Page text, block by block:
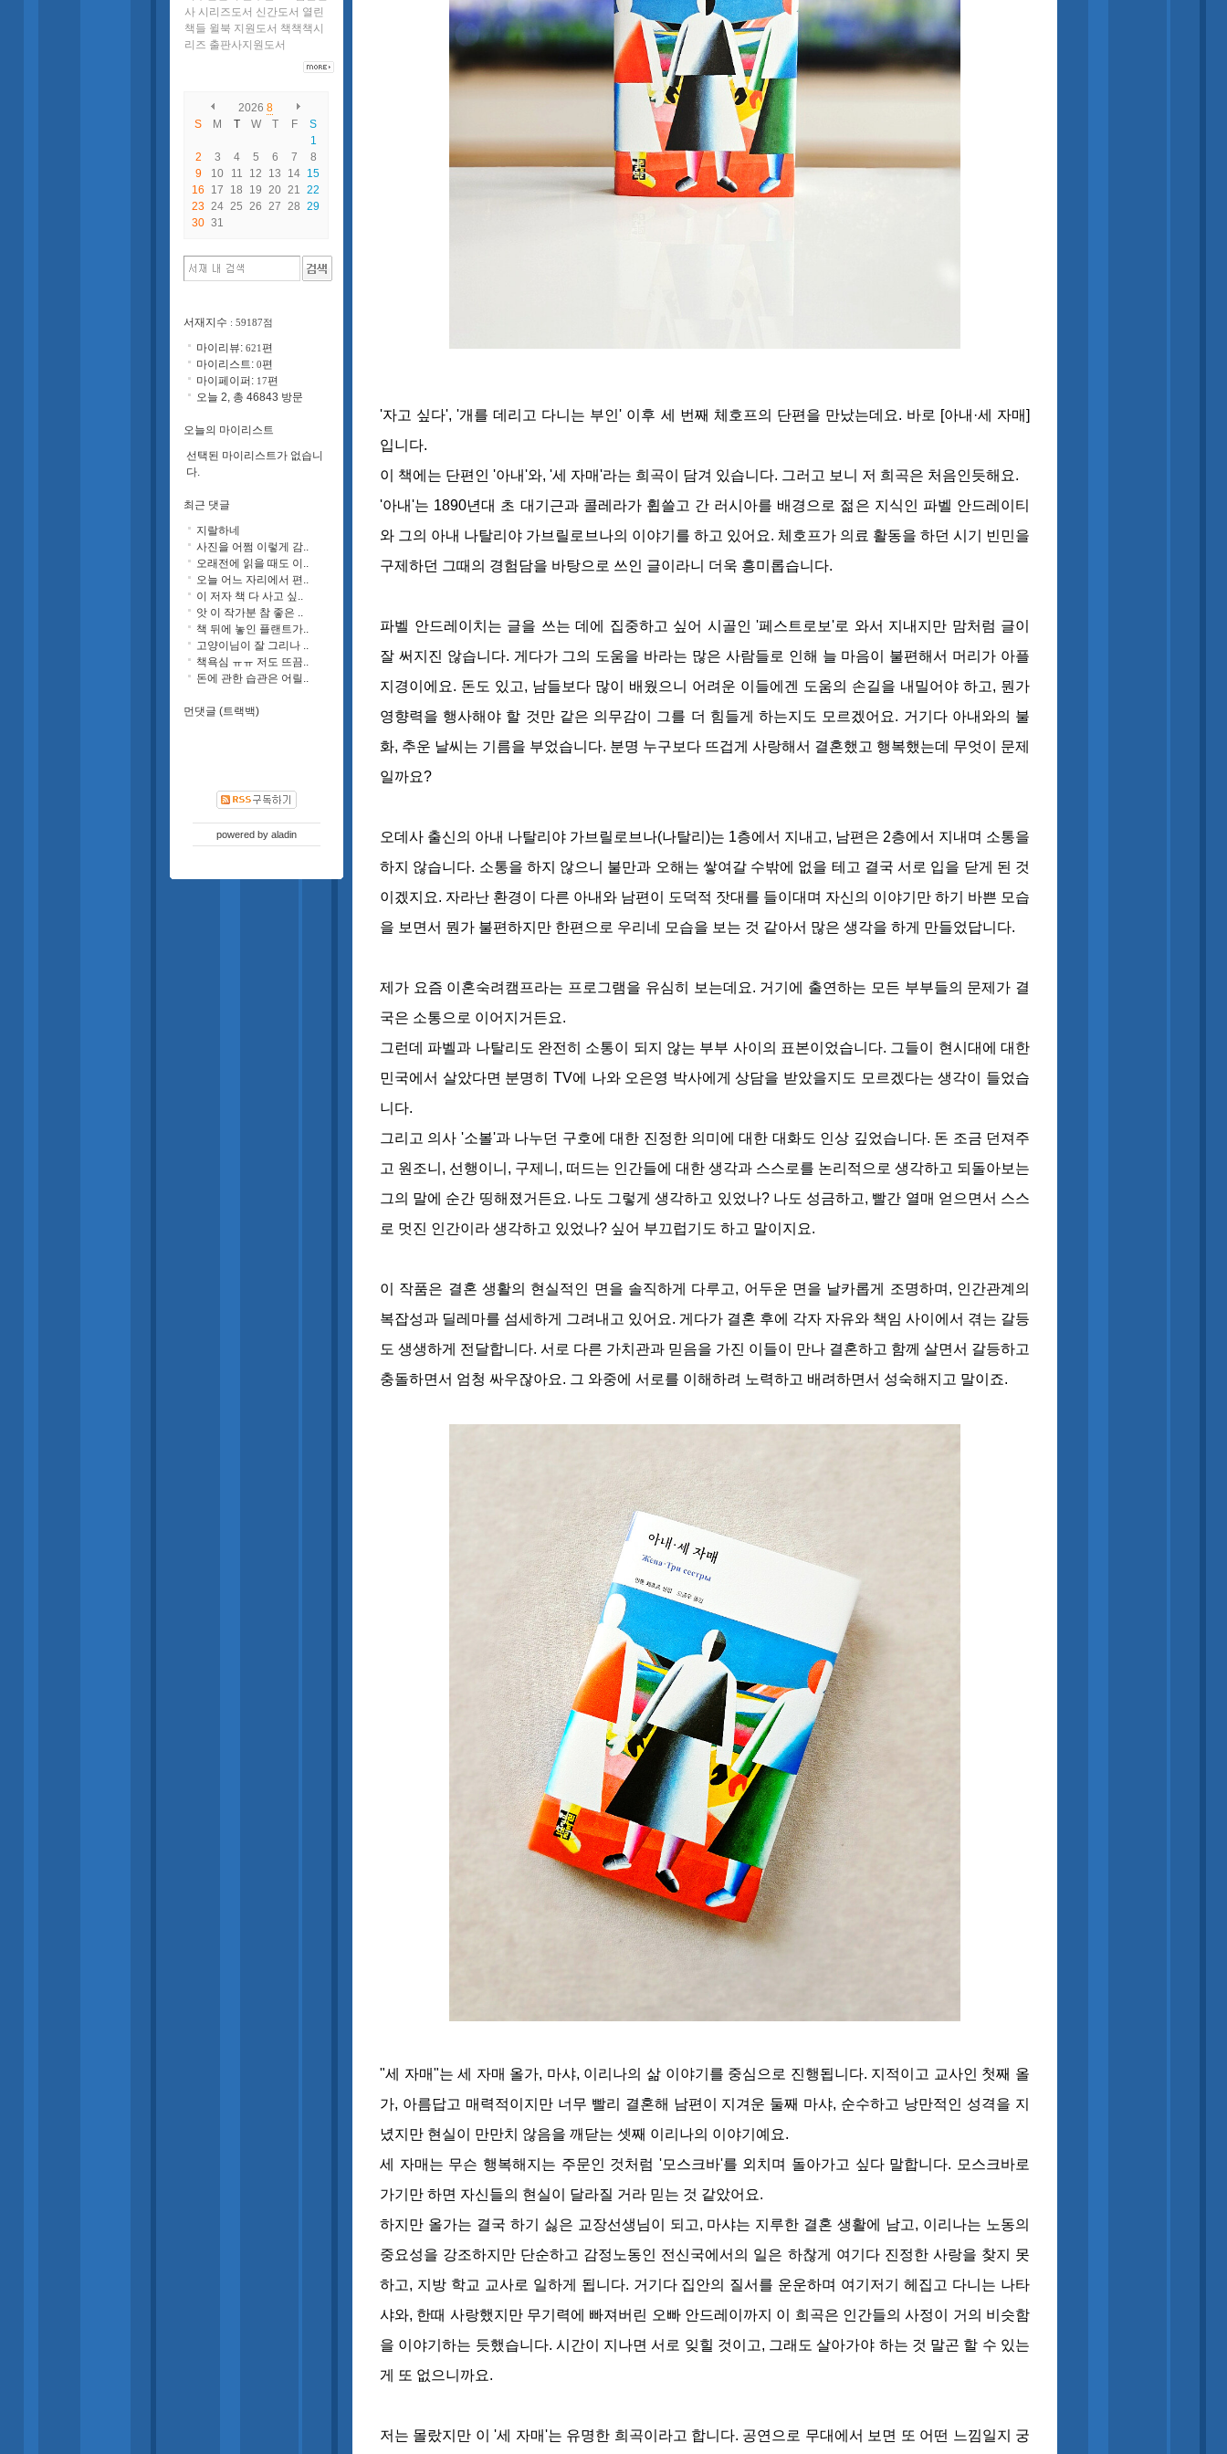
'자고 싶다', '개를 데리고 다니는 부인' 이후 세 번째 체호프의 단편을 만났는데요. 바로 [아내·세 자매]
입니다.
이 책에는 단편인 '아내'와, '세 자매'라는 희곡이 담겨 있습니다. 그러고 보니 저 희곡은 처음인듯해요.
'아내'는 1890년대 초 대기근과 콜레라가 휩쓸고 간 러시아를 배경으로 젊은 지식인 파벨 안드레이티
와 그의 아내 나탈리야 가브릴로브나의 이야기를 하고 있어요. 체호프가 의료 활동을 하던 시기 빈민을
구제하던 그때의 경험담을 바탕으로 쓰인 글이라니 더욱 흥미롭습니다.
파벨 안드레이치는 글을 쓰는 데에 집중하고 싶어 시골인 '페스트로보'로 와서 지내지만 맘처럼 글이
잘 써지진 않습니다. 게다가 그의 도움을 바라는 많은 사람들로 인해 늘 마음이 불편해서 머리가 아플
지경이에요. 돈도 있고, 남들보다 많이 배웠으니 어려운 이들에겐 도움의 손길을 내밀어야 하고, 뭔가
영향력을 행사해야 할 것만 같은 의무감이 그를 더 힘들게 하는지도 모르겠어요. 거기다 아내와의 불
화, 추운 날씨는 기름을 부었습니다. 분명 누구보다 뜨겁게 사랑해서 결혼했고 행복했는데 무엇이 문제
일까요?
오데사 출신의 아내 나탈리야 가브릴로브나(나탈리)는 1층에서 지내고, 남편은 2층에서 지내며 소통을
하지 않습니다. 소통을 하지 않으니 불만과 오해는 쌓여갈 수밖에 없을 테고 결국 서로 입을 닫게 된 것
이겠지요. 자라난 환경이 다른 아내와 남편이 도덕적 잣대를 들이대며 자신의 이야기만 하기 바쁜 모습
을 보면서 뭔가 불편하지만 한편으로 우리네 모습을 보는 것 같아서 많은 생각을 하게 만들었답니다.
제가 요즘 이혼숙려캠프라는 프로그램을 유심히 보는데요. 거기에 출연하는 모든 부부들의 문제가 결
국은 소통으로 이어지거든요.
그런데 파벨과 나탈리도 완전히 소통이 되지 않는 부부 사이의 표본이었습니다. 그들이 현시대에 대한
민국에서 살았다면 분명히 TV에 나와 오은영 박사에게 상담을 받았을지도 모르겠다는 생각이 들었습
니다.
그리고 의사 '소볼'과 나누던 구호에 대한 진정한 의미에 대한 대화도 인상 깊었습니다. 돈 조금 던져주
고 원조니, 선행이니, 구제니, 떠드는 인간들에 대한 생각과 스스로를 논리적으로 생각하고 되돌아보는
그의 말에 순간 띵해졌거든요. 나도 그렇게 생각하고 있었나? 나도 성금하고, 빨간 열매 얻으면서 스스
로 멋진 인간이라 생각하고 있었나? 싶어 부끄럽기도 하고 말이지요.
이 작품은 결혼 생활의 현실적인 면을 솔직하게 다루고, 어두운 면을 날카롭게 조명하며, 인간관계의
복잡성과 딜레마를 섬세하게 그려내고 있어요. 게다가 결혼 후에 각자 자유와 책임 사이에서 겪는 갈등
도 생생하게 전달합니다. 서로 다른 가치관과 믿음을 가진 이들이 만나 결혼하고 함께 살면서 갈등하고
충돌하면서 엄청 싸우잖아요. 그 와중에 서로를 이해하려 노력하고 배려하면서 성숙해지고 말이죠.
"세 자매"는 세 자매 올가, 마샤, 이리나의 삶 이야기를 중심으로 진행됩니다. 지적이고 교사인 첫째 올
가, 아름답고 매력적이지만 너무 빨리 결혼해 남편이 지겨운 둘째 마샤, 순수하고 낭만적인 성격을 지
녔지만 현실이 만만치 않음을 깨닫는 셋째 이리나의 이야기예요.
세 자매는 무슨 행복해지는 주문인 것처럼 '모스크바'를 외치며 돌아가고 싶다 말합니다. 모스크바로
가기만 하면 자신들의 현실이 달라질 거라 믿는 것 같았어요.
하지만 올가는 결국 하기 싫은 교장선생님이 되고, 마샤는 지루한 결혼 생활에 남고, 이리나는 노동의
중요성을 강조하지만 단순하고 감정노동인 전신국에서의 일은 하찮게 여기다 진정한 사랑을 찾지 못
하고, 지방 학교 교사로 일하게 됩니다. 거기다 집안의 질서를 운운하며 여기저기 헤집고 다니는 나타
샤와, 한때 사랑했지만 무기력에 빠져버린 오빠 안드레이까지 이 희곡은 인간들의 사정이 거의 비슷함
을 이야기하는 듯했습니다. 시간이 지나면 서로 잊힐 것이고, 그래도 살아가야 하는 것 말곤 할 수 있는
게 또 없으니까요.
저는 몰랐지만 이 '세 자매'는 유명한 희곡이라고 합니다. 공연으로 무대에서 보면 또 어떤 느낌일지 궁
사 시리즈도서 신간도서 열린
책들 윌북 지원도서 책책책시
리즈 출판사지원도서
2026 8
S
M T W T F
S
1
2
3 4 5 6 7
8
9
10 11 12 13 14 15
16
17 18 19 20 21
22
23 24 25 26 27 28 29
30 31
서재지수 : 59187점
마이리뷰: 621편
마이리스트: 0편
마이페이퍼: 17편
오늘 2, 총 46843 방문
오늘의 마이리스트
선택된 마이리스트가 없습니
다.
최근 댓글
지랄하네
사진을 어쩜 이렇게 감..
오래전에 읽을 때도 이..
오늘 어느 자리에서 편..
이 저자 책 다 사고 싶..
앗 이 작가분 참 좋은 ..
책 뒤에 놓인 플랜트가..
고양이님이 잘 그리나 ..
책욕심 ㅠㅠ 저도 뜨끔..
돈에 관한 습관은 어릴..
먼댓글 (트랙백)
powered by aladin